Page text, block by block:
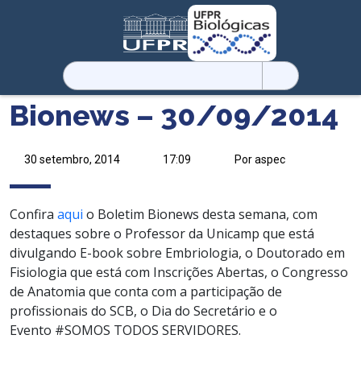
Pesquisar
por:
Bionews – 30/09/2014
30 setembro, 2014 17:09 Por aspec
Confira aqui o Boletim Bionews desta semana, com
destaques sobre o Professor da Unicamp que está
divulgando E-book sobre Embriologia, o Doutorado em
Fisiologia que está com Inscrições Abertas, o Congresso
de Anatomia que conta com a participação de
profissionais do SCB, o Dia do Secretário e o
Evento #SOMOS TODOS SERVIDORES.